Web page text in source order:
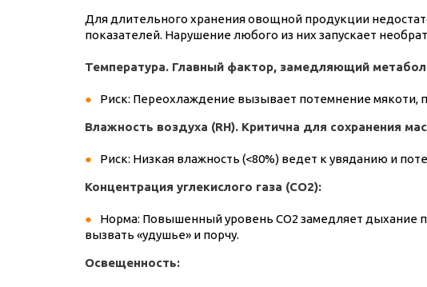
Для длительного хранения овощной продукции
показателей. Нарушение любого из них запускает
Температура. Главный фактор, замедляющий
Риск: Переохлаждение вызывает потемнение мякоти,
Влажность воздуха (RH). Критична для сохранения
Риск: Низкая влажность (<80%) ведет к увяданию и
Концентрация углекислого газа (CO2):
Норма: Повышенный уровень CO2 замедляет дыхание
вызвать «удушье» и порчу.
Освещенность: